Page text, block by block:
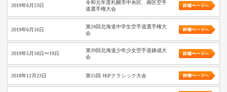
2019年6月23日
令和元年度札幌市中央区、南区空手
道選手権大会
2019年6月16日
第24回北海道中学生空手道選手権大
会
2019年5月18日〜19日
第39回北海道少年少女空手道錬成大
会
2018年12月23日 第15回 JKPクラシック大会